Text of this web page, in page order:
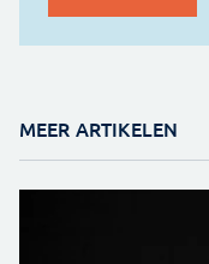
MEER ARTIKELEN